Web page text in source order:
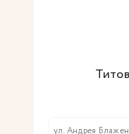
ул. Андрея